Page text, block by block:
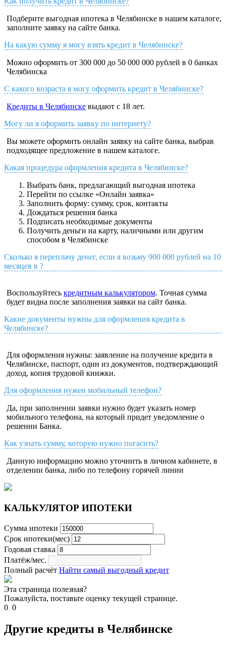
Подберите выгодная ипотека в Челябинске в нашем каталоге,
заполните заявку на сайте банка.
На какую сумму я могу взять кредит в Челябинске?
Можно оформить от 300 000 до 50 000 000 рублей в 0 банках
Челябинска
С какого возраста я могу оформить кредит в Челябинске?
Кредиты в Челябинске выдают с 18 лет.
Могу ли я оформить заявку по интернету?
Вы можете оформить онлайн заявку на сайте банка, выбрав
подходящее предложение в нашем каталоге.
Какая процедура оформления кредита в Челябинске?
Выбрать банк, предлагающий выгодная ипотека
Перейти по ссылке «Онлайн заявка»
Заполнить форму: сумму, срок, контакты
Дождаться решения банка
Подписать необходимые документы
Получить деньги на карту, наличными или другим
способом в Челябинске
Сколько я переплачу денег, если я возьму 900 000 рублей на 10
месяцев в ?
Воспользуйтесь кредитным калькулятором. Точная сумма
будет видна после заполнения заявки на сайт банка.
Какие документы нужны для оформления кредита в
Челябинске?
Для оформления нужны: заявление на получение кредита в
Челябинске, паспорт, один из документов, подтверждающий
доход, копия трудовой книжки.
Для оформления нужен мобильный телефон?
Да, при заполнении заявки нужно будет указать номер
мобильного телефона, на который придет уведомление о
решении Банка.
Как узнать сумму, которую нужно погасить?
Данную информацию можно уточнить в личном кабинете, в
отделении банка, либо по телефону горячей линии
КАЛЬКУЛЯТОР ИПОТЕКИ
Сумма ипотеки
Срок ипотеки(мес)
Годовая ставка
Платёж/мес.
Полный расчёт Найти самый выгодный кредит
Эта страница полезная?
Пожалуйста, поставьте оценку текущей странице.
0 0
Другие кредиты в Челябинске